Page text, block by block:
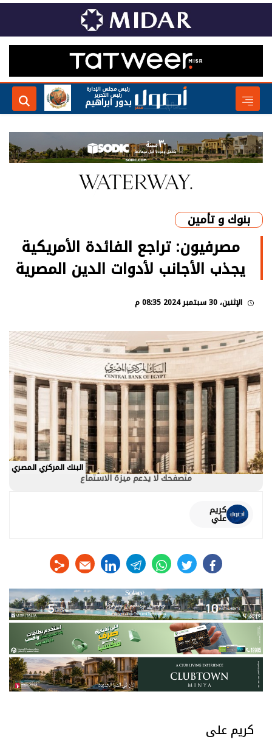
رئيس مجلس الإدارة
رئيس التحرير
بدور ابراهيم
بنوك و تأمين
مصرفيون: تراجع الفائدة الأمريكية
يجذب الأجانب لأدوات الدين المصرية
الإثنين، 30 سبتمبر 2024 08:35 م
البنك المركزي المصري
متصفحك لا يدعم ميزة الاستماع
كريم
علي
facebook
twitter
whats
telegram
linkedin
كريم على